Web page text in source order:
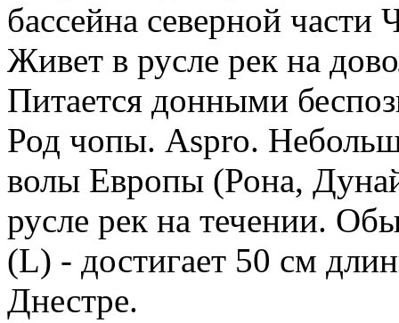
бассейна северной
Живет в русле рек на
Питается донными
Род чопы. Aspro.
волы Европы (Рона,
русле рек на течении.
(L) - достигает 50 см
Днестре.